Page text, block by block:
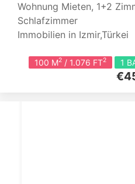
Wohnung Mieten, 1+2
Schlafzimmer
Immobilien in Izmir,Türkei
100 M2 / 1.076 FT2 1